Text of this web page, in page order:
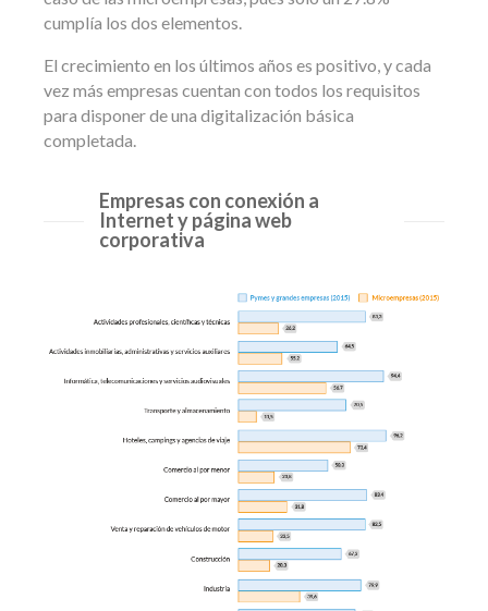
cumplía los dos elementos.
El crecimiento en los últimos años es positivo, y cada
vez más empresas cuentan con todos los requisitos
para disponer de una digitalización básica
completada.
Empresas con conexión a
Internet y página web
corporativa